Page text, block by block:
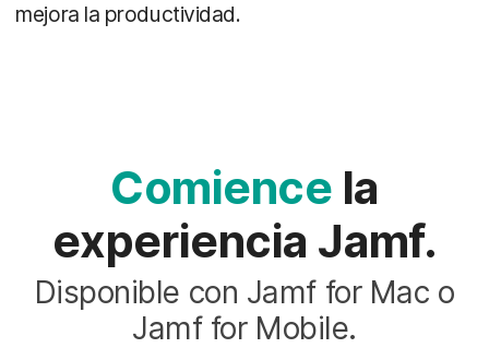
mejora la productividad.
Comience la
experiencia Jamf.
Disponible con Jamf for Mac o
Jamf for Mobile.